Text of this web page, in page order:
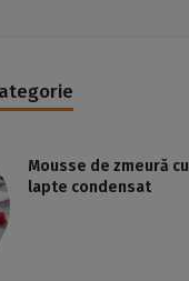
Mousse de zmeură cu
lapte condensat